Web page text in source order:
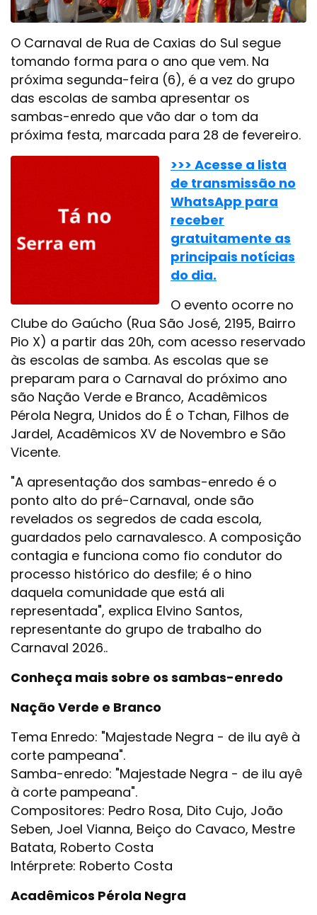
O Carnaval de Rua de Caxias do Sul segue
tomando forma para o ano que vem. Na
próxima segunda-feira (6), é a vez do grupo
das escolas de samba apresentar os
sambas-enredo que vão dar o tom da
próxima festa, marcada para 28 de fevereiro.
>>> Acesse a lista
de transmissão no
WhatsApp para
receber
gratuitamente as
principais notícias
do dia.
O evento ocorre no
Clube do Gaúcho (Rua São José, 2195, Bairro
Pio X) a partir das 20h, com acesso reservado
às escolas de samba. As escolas que se
preparam para o Carnaval do próximo ano
são Nação Verde e Branco, Acadêmicos
Pérola Negra, Unidos do É o Tchan, Filhos de
Jardel, Acadêmicos XV de Novembro e São
Vicente.
"A apresentação dos sambas-enredo é o
ponto alto do pré-Carnaval, onde são
revelados os segredos de cada escola,
guardados pelo carnavalesco. A composição
contagia e funciona como fio condutor do
processo histórico do desfile; é o hino
daquela comunidade que está ali
representada", explica Elvino Santos,
representante do grupo de trabalho do
Carnaval 2026..
Conheça mais sobre os sambas-enredo
Nação Verde e Branco
Tema Enredo: "Majestade Negra - de ilu ayê à
corte pampeana".
Samba-enredo: "Majestade Negra - de ilu ayê
à corte pampeana".
Compositores: Pedro Rosa, Dito Cujo, João
Seben, Joel Vianna, Beiço do Cavaco, Mestre
Batata, Roberto Costa
Intérprete: Roberto Costa
Acadêmicos Pérola Negra